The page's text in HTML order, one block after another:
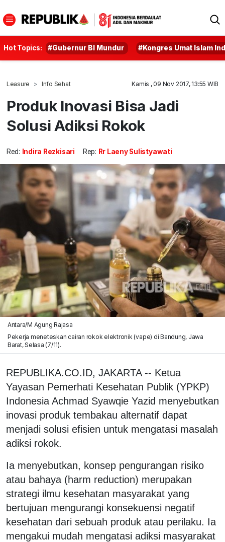
Hot Topics: #Gubernur BI Mundur #Kongres Umat Islam
Leasure Info Sehat Kamis , 09 Nov 2017, 13:55 WIB
Produk Inovasi Bisa Jadi
Solusi Adiksi Rokok
Red: Indira Rezkisari Rep: Rr Laeny Sulistyawati
Antara/M Agung Rajasa
Pekerja meneteskan cairan rokok elektronik (vape) di Bandung, Jawa
Barat, Selasa (7/11).
REPUBLIKA.CO.ID, JAKARTA -- Ketua
Yayasan Pemerhati Kesehatan Publik (YPKP)
Indonesia Achmad Syawqie Yazid menyebutkan
inovasi produk tembakau alternatif dapat
menjadi solusi efisien untuk mengatasi masalah
adiksi rokok.
Ia menyebutkan, konsep pengurangan risiko
atau bahaya (harm reduction) merupakan
strategi ilmu kesehatan masyarakat yang
bertujuan mengurangi konsekuensi negatif
kesehatan dari sebuah produk atau perilaku. Ia
mengakui mudah mengatasi adiksi masyarakat